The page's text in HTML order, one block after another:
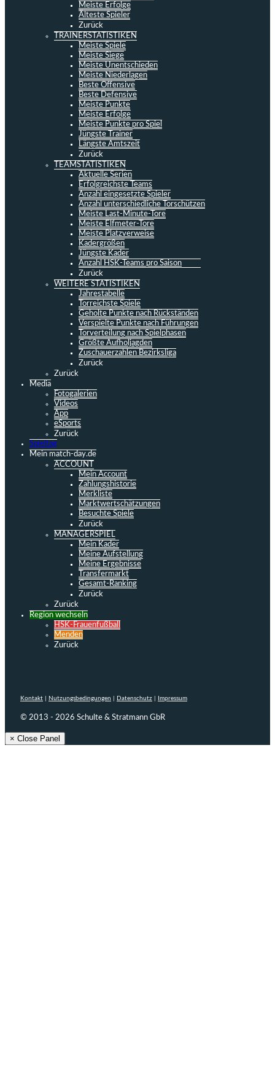
Meiste Erfolge
Älteste Spieler
Zurück
TRAINERSTATISTIKEN
Meiste Spiele
Meiste Siege
Meiste Unentschieden
Meiste Niederlagen
Beste Offensive
Beste Defensive
Meiste Punkte
Meiste Erfolge
Meiste Punkte pro Spiel
Jüngste Trainer
Längste Amtszeit
Zurück
TEAMSTATISTIKEN
Aktuelle Serien
Erfolgreichste Teams
Anzahl eingesetzte Spieler
Anzahl unterschiedliche Torschützen
Meiste Last-Minute-Tore
Meiste Elfmeter-Tore
Meiste Platzverweise
Kadergrößen
Jüngste Kader
Anzahl HSK-Teams pro Saison
Zurück
WEITERE STATISTIKEN
Jahrestabelle
Torreichste Spiele
Geholte Punkte nach Rückständen
Verspielte Punkte nach Führungen
Torverteilung nach Spielphasen
Größte Aufholjagden
Zuschauerzahlen Bezirksliga
Zurück
Zurück
Media
Fotogalerien
Videos
App
eSports
Zurück
Spieltag
Mein match-day.de
ACCOUNT
Mein Account
Zahlungshistorie
Merkliste
Marktwertschätzungen
Besuchte Spiele
Zurück
MANAGERSPIEL
Mein Kader
Meine Aufstellung
Meine Ergebnisse
Transfermarkt
Gesamt-Ranking
Zurück
Zurück
Region wechseln
HSK-Frauenfußball
Menden
Zurück
Kontakt Nutzungsbedingungen Datenschutz Impressum
© 2013 - 2026 Schulte & Stratmann GbR
× Close Panel